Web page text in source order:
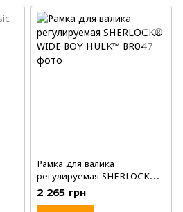
Рамка для валика
регулируемая SHERLOCK®
WIDE BOY HULK™, 18'(46см)
2 265 грн